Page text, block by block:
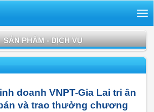
SẢN PHẨM - DỊCH VỤ
doanh VNPT-Gia Lai tri ân
và trao thưởng chương